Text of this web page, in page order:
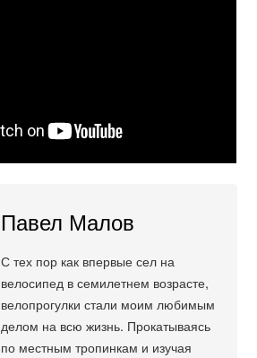
Павел Малов
С тех пор как впервые сел на
велосипед в семилетнем возрасте,
велопрогулки стали моим любимым
делом на всю жизнь. Прокатываясь
по местным тропинкам и изучая